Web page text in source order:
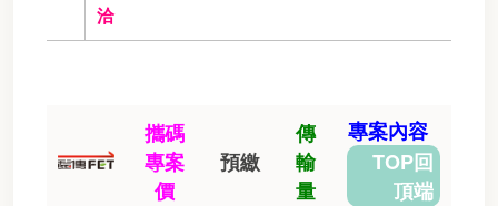
洽
攜碼
專案
價
預繳
傳
輸
量
專案內容
TOP回
頂端